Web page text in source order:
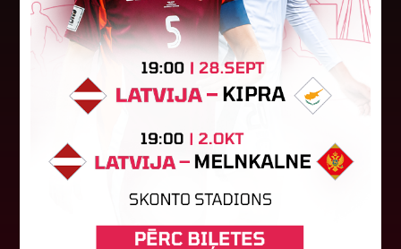
Jūlijā par labāko "LuckyBet" SFL
atzīta Keita Zviedre
labāko spēlētāju atzīta FS "Metta" spēlētāja
Keita Zviedre. Uzvarētāja tika noskaidrota
balsojumā, kurā tika apkopotas...
06. augusts 2026.